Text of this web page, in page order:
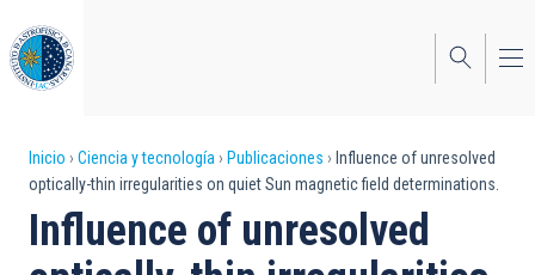
al
contenido
principal
Sobrescribir
enlaces
de
Inicio Ciencia y tecnología Publicaciones
Influence of unresolved
optically-thin irregularities on quiet Sun magnetic field determinations.
Influence of unresolved